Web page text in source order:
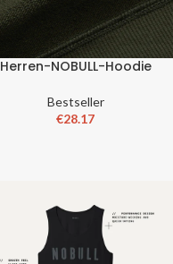
Herren-NOBULL-Hoodie
Bestseller
€28.17